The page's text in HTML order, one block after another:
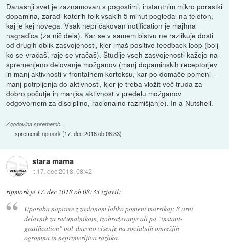
Današnji svet je zaznamovan s pogostimi, instantnim mikro porastki
dopamina, zaradi katerih folk vsakih 5 minut pogledal na telefon,
kaj je kej novega. Vsak nepričakovan notification je majhna
nagradica (za nič dela). Kar se v samem bistvu ne razlikuje dosti
od drugih oblik zasvojenosti, kjer imaš positive feedback loop (bolj
ko se vračaš, raje se vračaš). Študije vseh zasvojenosti kažejo na
spremenjeno delovanje možganov (manj dopaminskih receptorjev
in manj aktivnosti v frontalnem korteksu, kar po domače pomeni -
manj potrpljenja do aktivnosti, kjer je treba vložit več truda za
dobro počutje in manjša aktivnost v predelu možganov
odgovornem za disciplino, racionalno razmišjanje). In a Nutshell.
Zgodovina sprememb…
spremenil:ripmork (17. dec 2018 ob 08:33)
stara mama
:: 17. dec 2018, 08:42
ripmork je 17. dec 2018 ob 08:33izjavil:
Uporaba naprave z zaslonom lahko pomeni marsikaj; 8 urni
delavnik za računalnikom, izobraževanje ali pa "instant-
gratification" pol-dnevno visenje na socialnih omrežjih -
ogromna in neprimerljiva razlika.